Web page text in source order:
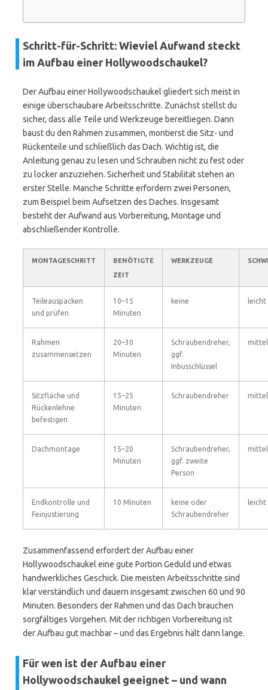
Schritt-für-Schritt: Wieviel Aufwand steckt
im Aufbau einer Hollywoodschaukel?
Der Aufbau einer Hollywoodschaukel gliedert sich meist in
einige überschaubare Arbeitsschritte. Zunächst stellst du
sicher, dass alle Teile und Werkzeuge bereitliegen. Dann
baust du den Rahmen zusammen, montierst die Sitz- und
Rückenteile und schließlich das Dach. Wichtig ist, die
Anleitung genau zu lesen und Schrauben nicht zu fest oder
zu locker anzuziehen. Sicherheit und Stabilität stehen an
erster Stelle. Manche Schritte erfordern zwei Personen,
zum Beispiel beim Aufsetzen des Daches. Insgesamt
besteht der Aufwand aus Vorbereitung, Montage und
abschließender Kontrolle.
MONTAGESCHRITT
BENÖTIGTE
ZEIT
WERKZEUGE
Teileauspacken
und prüfen
10–15
Minuten
keine leicht
Rahmen
zusammensetzen
20–30
Minuten
Schraubendreher,
ggf.
Inbusschlüssel
mittel
Sitzfläche und
Rückenlehne
befestigen
15–25
Minuten
Schraubendreher mittel
Dachmontage
15–20
Minuten
Schraubendreher,
ggf. zweite
Person
mittel
Endkontrolle und
Feinjustierung
10 Minuten
keine oder
Schraubendreher
leicht
Zusammenfassend erfordert der Aufbau einer
Hollywoodschaukel eine gute Portion Geduld und etwas
handwerkliches Geschick. Die meisten Arbeitsschritte sind
klar verständlich und dauern insgesamt zwischen 60 und 90
Minuten. Besonders der Rahmen und das Dach brauchen
sorgfältiges Vorgehen. Mit der richtigen Vorbereitung ist
der Aufbau gut machbar – und das Ergebnis hält dann lange.
Für wen ist der Aufbau einer
Hollywoodschaukel geeignet – und wann